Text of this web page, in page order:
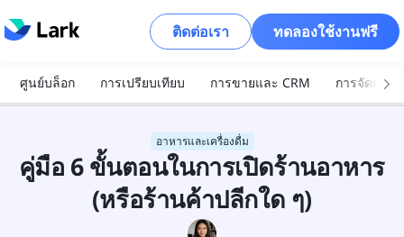
ติดต่อเรา ทดลองใช้งานฟรี
ศูนย์บล็อก การเปรียบเทียบ การขายและ CRM การจัดการ
อาหารและเครื่องดื่ม
คู่มือ 6 ขั้นตอนในการเปิดร้านอาหาร
(หรือร้านค้าปลีกใด ๆ)